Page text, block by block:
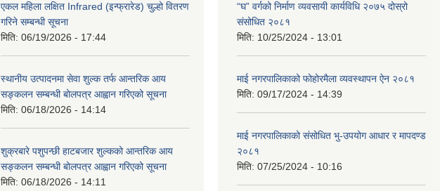
एकल महिला लक्षित Infrared (इन्फ्रारेड) चुल्हो वितरण
गरिने सम्बन्धी सूचना
मिति: 06/19/2026 - 17:44
स्थानीय उत्पादनमा सेवा शुल्क तर्फ आन्तरिक आय
सङ्कलन सम्बन्धी बोलपत्र आह्वान गरिएको सूचना
मिति: 06/18/2026 - 14:14
शुक्रबारे पशुपन्छी हाटबजार शुल्कको आन्तरिक आय
सङ्कलन सम्बन्धी बोलपत्र आह्वान गरिएको सूचना
मिति: 06/18/2026 - 14:11
“घ” वर्गको निर्माण व्यवसायी कार्यविधि २०७५ दोस्रो
संसोधित २०८१
मिति: 10/25/2024 - 13:01
माई नगरपालिकाको फोहोरमैला व्यवस्थापन ऐन २०८१
मिति: 09/17/2024 - 14:39
माई नगरपालिकाको संसोधित भु-उपयोग आधार र मापदण्ड
२०८१
मिति: 07/25/2024 - 10:16